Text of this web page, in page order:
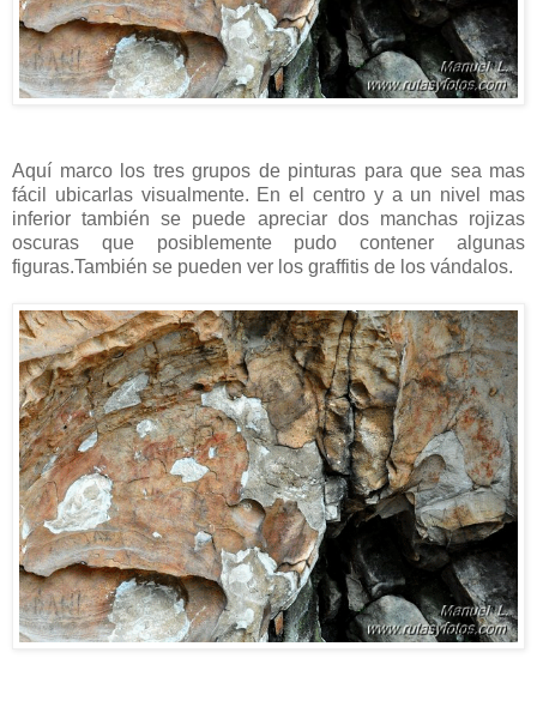
Aquí marco los tres grupos de pinturas para que sea mas
fácil ubicarlas visualmente. En el centro y a un nivel mas
inferior también se puede apreciar dos manchas rojizas
oscuras que posiblemente pudo contener algunas
figuras.También se pueden ver los graffitis de los vándalos.